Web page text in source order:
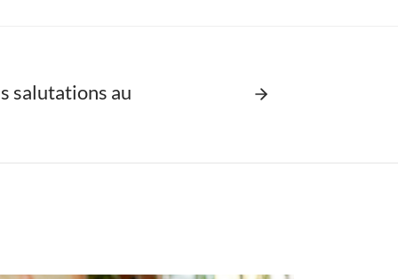
salutations au